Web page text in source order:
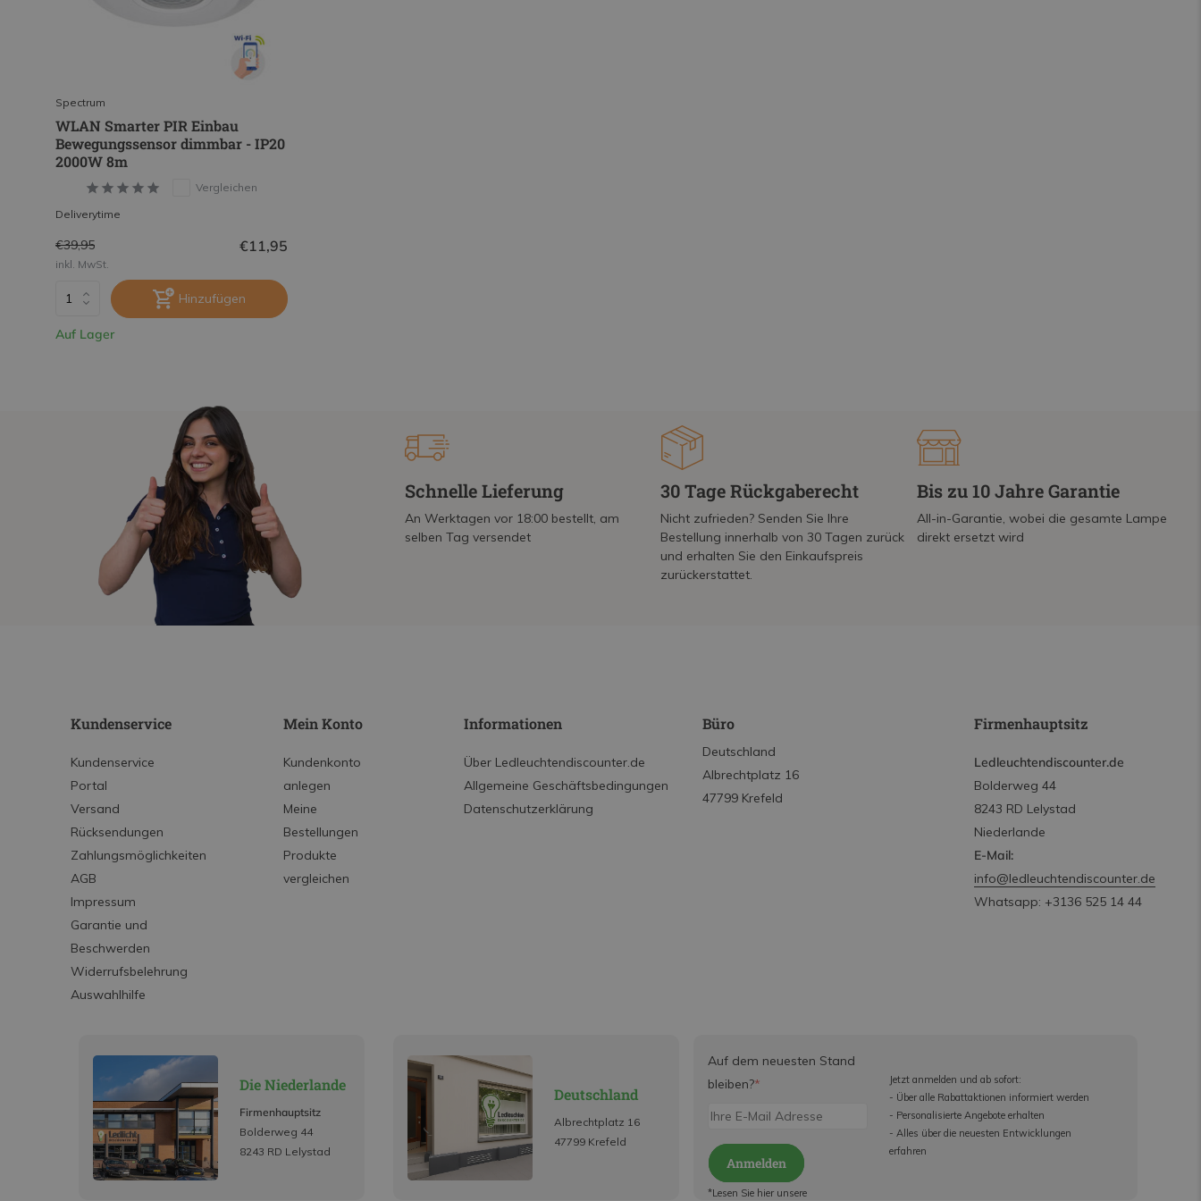
Spectrum
WLAN Smarter PIR Einbau
Bewegungssensor dimmbar - IP20
2000W 8m
Vergleichen
Deliverytime
€39,95 €11,95
inkl. MwSt.
Hinzufügen
Auf Lager
Schnelle Lieferung
An Werktagen vor 18:00 bestellt, am
selben Tag versendet
30 Tage Rückgaberecht
Nicht zufrieden? Senden Sie Ihre
Bestellung innerhalb von 30 Tagen zurück
und erhalten Sie den Einkaufspreis
zurückerstattet.
Bis zu 10 Jahre Garantie
All-in-Garantie, wobei die gesamte Lampe
direkt ersetzt wird
Kundenservice
Kundenservice
Portal
Versand
Rücksendungen
Zahlungsmöglichkeiten
AGB
Impressum
Garantie und
Beschwerden
Widerrufsbelehrung
Auswahlhilfe
Mein Konto
Kundenkonto
anlegen
Meine
Bestellungen
Produkte
vergleichen
Informationen
Über Ledleuchtendiscounter.de
Allgemeine Geschäftsbedingungen
Datenschutzerklärung
Büro
Deutschland
Albrechtplatz 16
47799 Krefeld
Firmenhauptsitz
Ledleuchtendiscounter.de
Bolderweg 44
8243 RD Lelystad
Niederlande
E-Mail:
info@ledleuchtendiscounter.de
Whatsapp: +3136 525 14 44
Die Niederlande
Firmenhauptsitz
Bolderweg 44
8243 RD Lelystad
Deutschland
Albrechtplatz 16
47799 Krefeld
Auf dem neuesten Stand
bleiben?*
Anmelden
*Lesen Sie hier unsere
Jetzt anmelden und ab sofort:
- Über alle Rabattaktionen informiert werden
- Personalisierte Angebote erhalten
- Alles über die neuesten Entwicklungen
erfahren